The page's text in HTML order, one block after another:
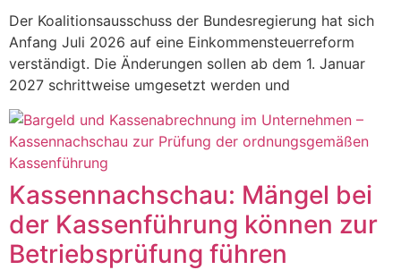
Der Koalitionsausschuss der Bundesregierung hat sich
Anfang Juli 2026 auf eine Einkommensteuerreform
verständigt. Die Änderungen sollen ab dem 1. Januar
2027 schrittweise umgesetzt werden und
Kassennachschau: Mängel bei
der Kassenführung können zur
Betriebsprüfung führen